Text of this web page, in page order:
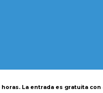
La entrada es gratuita